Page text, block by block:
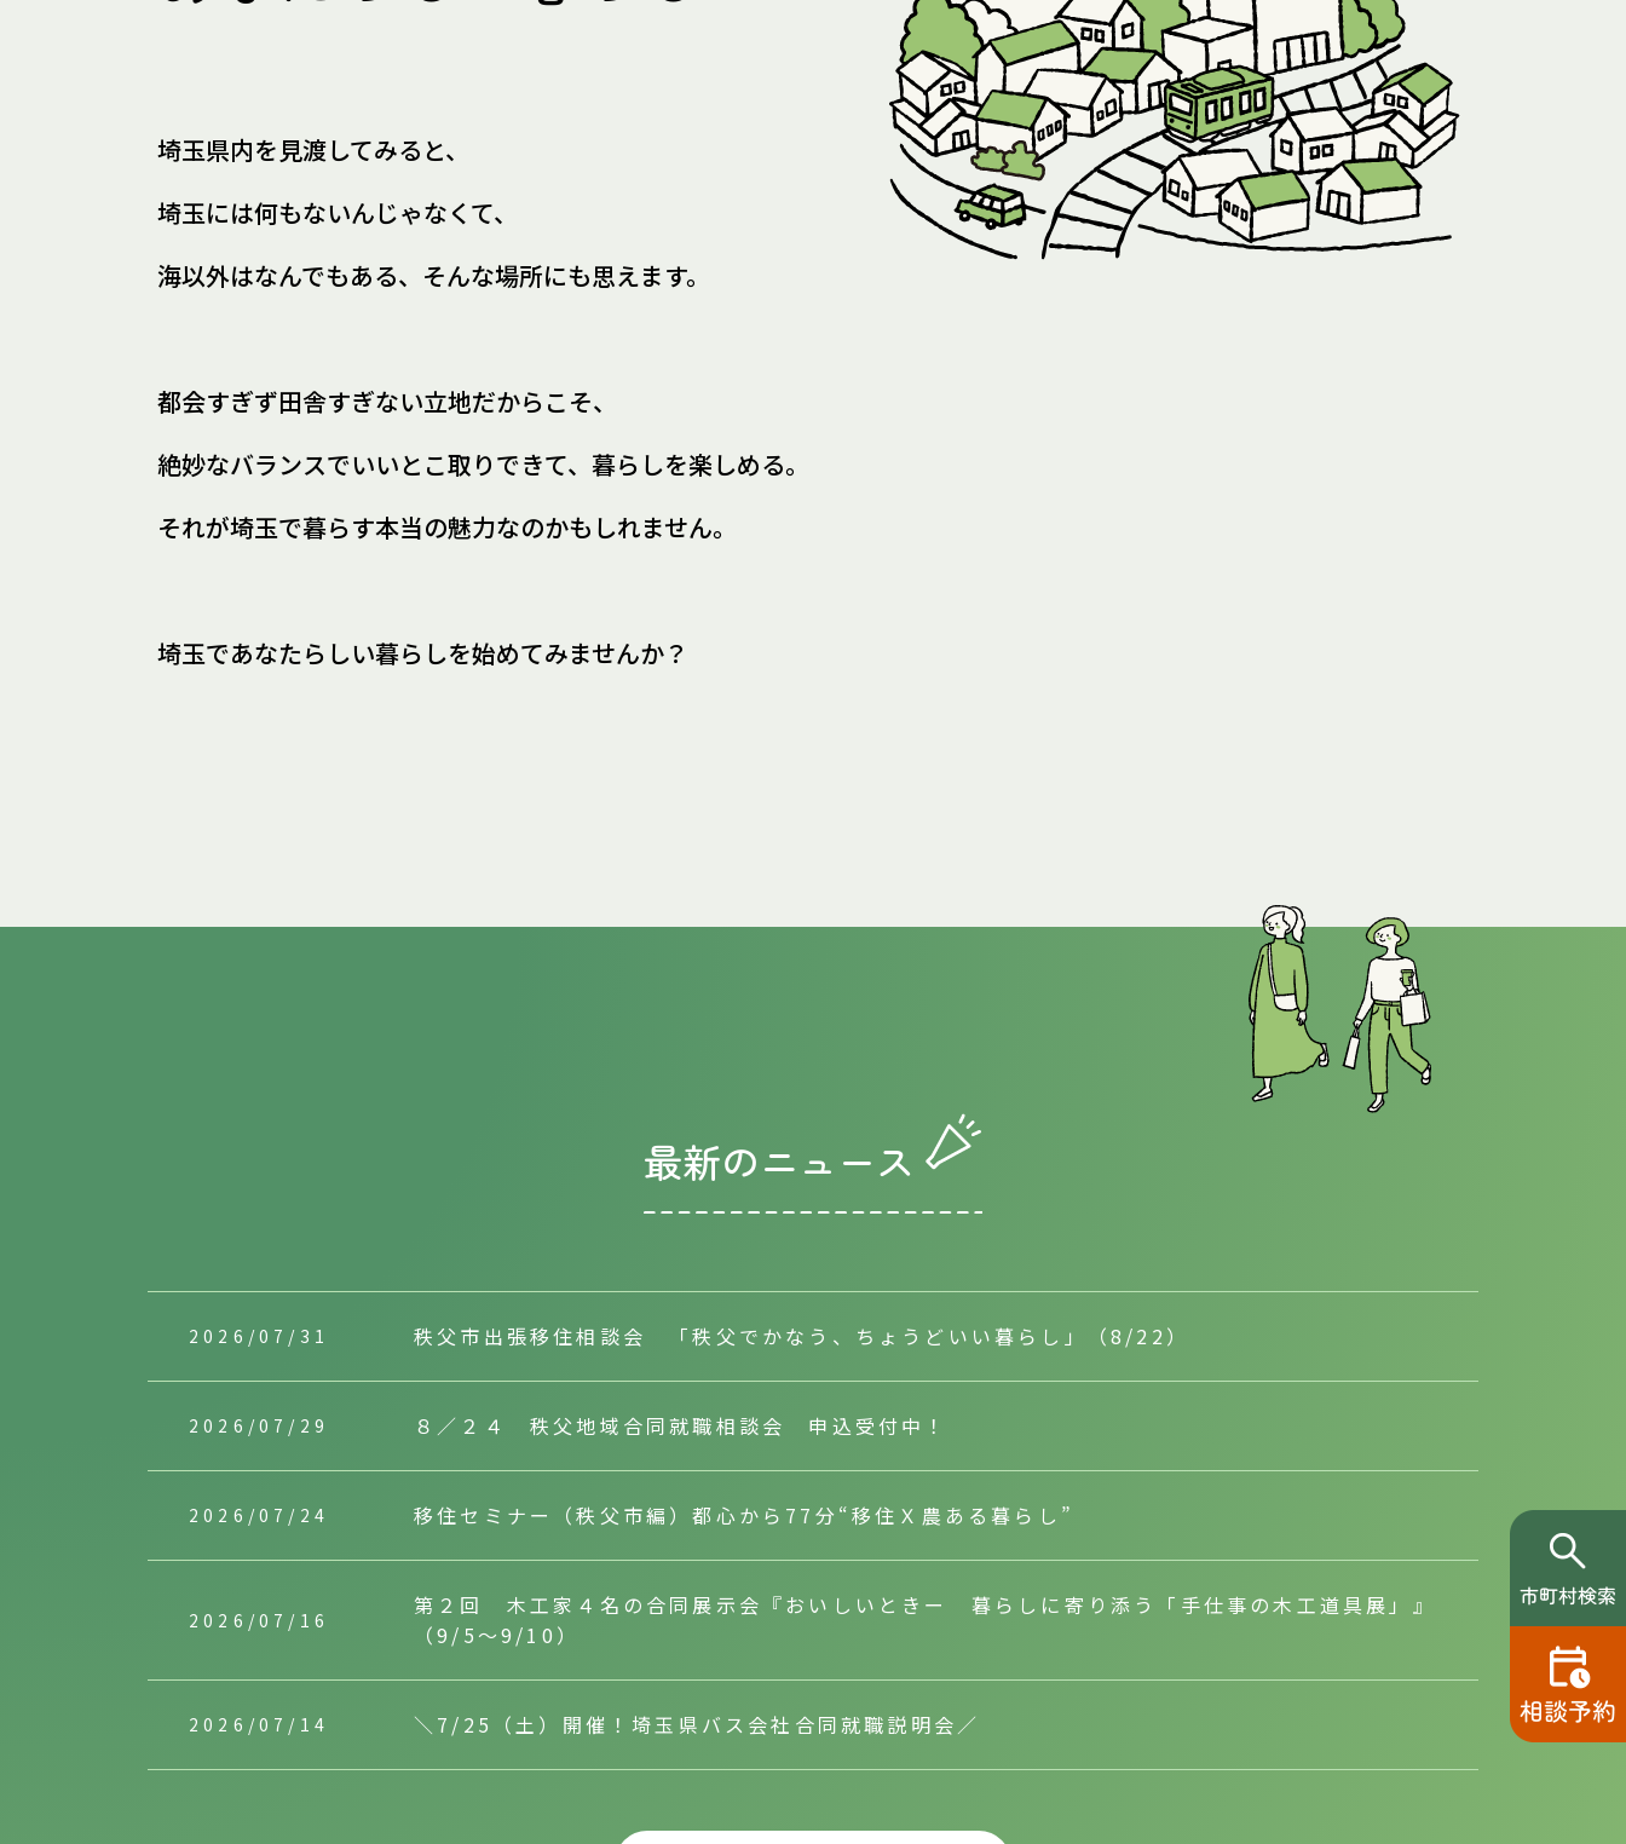
埼玉県内を見渡してみると、
埼玉には何もないんじゃなくて、
海以外はなんでもある、 そんな場所にも思えます。
都会すぎず田舎すぎない立地だからこそ、
絶妙なバランスでいいとこ取りできて、 暮らしを楽しめる。
それが埼玉で暮らす本当の魅力なのかもしれません。
埼玉であなたらしい暮らしを始めてみませんか？
最新のニュース
2026/07/31 秩父市出張移住相談会 「秩父でかなう、ちょうどいい暮らし」（8/22）
2026/07/29 ８／２４ 秩父地域合同就職相談会 申込受付中！
2026/07/24 移住セミナー（秩父市編）都心から77分“移住Ｘ農ある暮らし”
2026/07/16
第２回 木工家４名の合同展示会『おいしいときー 暮らしに寄り添う「手仕事の木工道具展」』
（9/5～9/10）
2026/07/14 ＼7/25（土）開催！埼玉県バス会社合同就職説明会／